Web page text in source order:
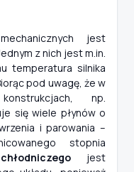
jest
z nich jest m.in.
temperatura silnika
pod uwagę, że w
np.
się wiele płynów o
i parowania –
stopnia
jest